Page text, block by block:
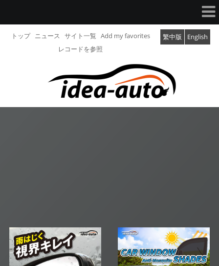
トップ ニュース サイト一覧 Add my favorites 繁中版
English
レコードを参照